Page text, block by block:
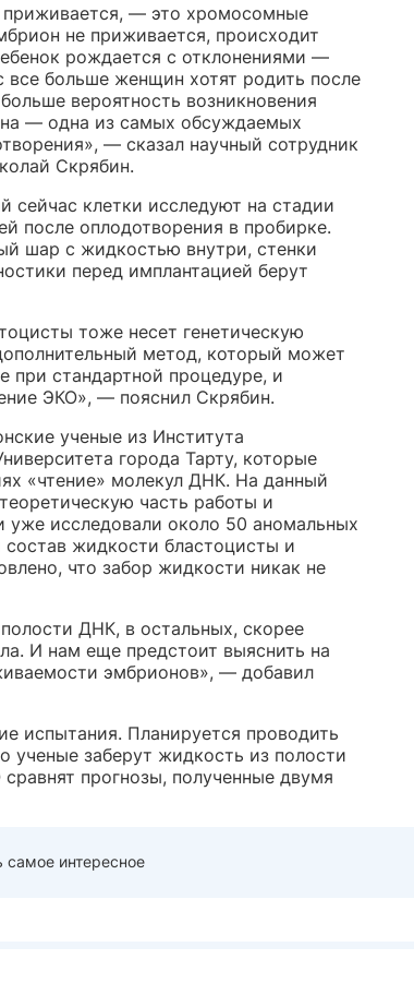
приживается, — это хромосомные
не приживается, происходит
рождается с отклонениями —
больше женщин хотят родить после
вероятность возникновения
— одна из самых обсуждаемых
— сказал научный сотрудник
Скрябин.
клетки исследуют на стадии
после оплодотворения в пробирке.
шар с жидкостью внутри, стенки
перед имплантацией берут
тоже несет генетическую
метод, который может
при стандартной процедуре, и
ЭКО», — пояснил Скрябин.
ученые из Института
города Тарту, которые
«чтение» молекул ДНК. На данный
часть работы и
уже исследовали около 50 аномальных
жидкости бластоцисты и
что забор жидкости никак не
ДНК, в остальных, скорее
И нам еще предстоит выяснить на
эмбрионов», — добавил
испытания. Планируется проводить
ученые заберут жидкость из полости
прогнозы, полученные двумя
самое интересное